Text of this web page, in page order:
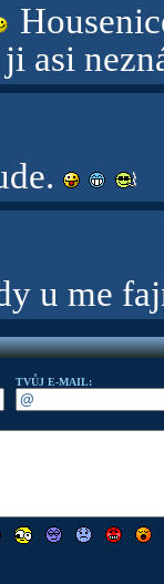
asi
u me
TVŮJ E-MAIL: